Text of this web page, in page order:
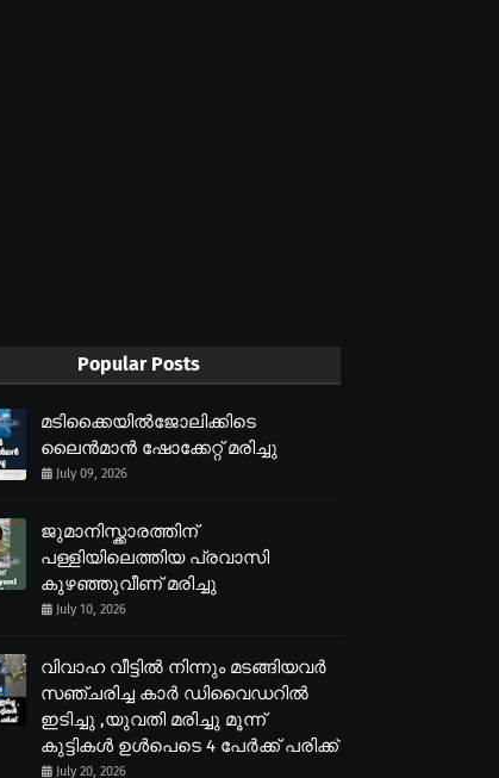
Popular Posts
മടിക്കൈയിൽജോലിക്കിടെ
ലൈൻമാൻ ഷോക്കേറ്റ് മരിച്ചു
July 09, 2026
ജുമാനിസ്ക്കാരത്തിന്
പള്ളിയിലെത്തിയ പ്രവാസി
കുഴഞ്ഞുവീണ് മരിച്ചു
July 10, 2026
വിവാഹ വീട്ടിൽ നിന്നും മടങ്ങിയവർ
സഞ്ചരിച്ച കാർ ഡിവൈഡറിൽ
ഇടിച്ചു ,യുവതി മരിച്ചു മൂന്ന്
കുട്ടികൾ ഉൾപെടെ 4 പേർക്ക് പരിക്ക്
July 20, 2026